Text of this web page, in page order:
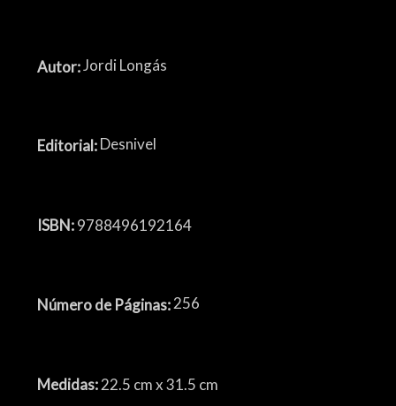
Autor:Jordi Longás
Editorial:Desnivel
ISBN:9788496192164
Número de Páginas:256
Medidas:22.5 cm x 31.5 cm